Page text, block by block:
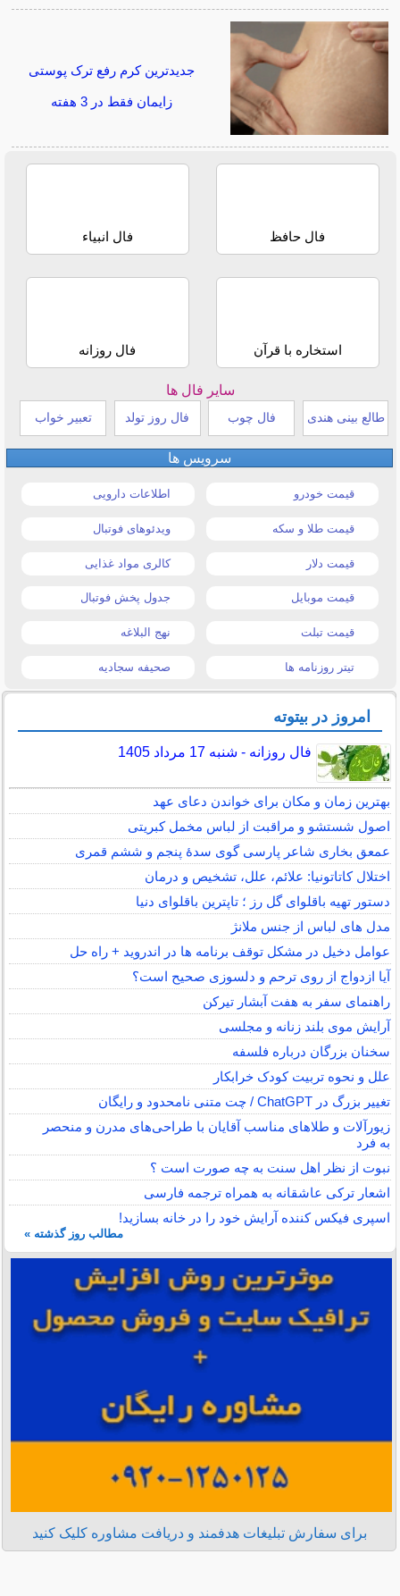
جدیدترین کرم رفع ترک پوستی
زایمان فقط در 3 هفته
فال حافظ فال انبیاء
استخاره با قرآن فال روزانه
سایر فال ها
طالع بینی هندی فال چوب فال روز تولد تعبیر خواب
سرویس ها
قیمت خودرو اطلاعات دارویی
قیمت طلا و سکه ویدئوهای فوتبال
قیمت دلار کالری مواد غذایی
قیمت موبایل جدول پخش فوتبال
قیمت تبلت نهج البلاغه
تیتر روزنامه ها صحیفه سجادیه
امروز در بیتوته
فال روزانه - شنبه 17 مرداد 1405
بهترین زمان و مکان برای خواندن دعای عهد
اصول شستشو و مراقبت از لباس مخمل کبریتی
عمعق بخاری شاعر پارسی گوی سدهٔ پنجم و ششم قمری
اختلال کاتاتونیا: علائم، علل، تشخیص و درمان
دستور تهیه باقلوای گل رز ؛ تاپترین باقلوای دنیا
مدل های لباس از جنس ملانژ
عوامل دخیل در مشکل توقف برنامه ها در اندروید + راه حل
آیا ازدواج از روی ترحم و دلسوزی صحیح است؟
راهنمای سفر به هفت آبشار تیرکن
آرایش موی بلند زنانه و مجلسی
سخنان بزرگان درباره فلسفه
علل و نحوه تربیت کودک خرابکار
تغییر بزرگ در ChatGPT / چت متنی نامحدود و رایگان
زیورآلات و طلاهای مناسب آقایان با طراحی‌های مدرن و منحصر
به فرد
نبوت از نظر اهل سنت به چه صورت است ؟
اشعار ترکی عاشقانه به همراه ترجمه فارسی
اسپری فیکس کننده آرایش خود را در خانه بسازید!
مطالب روز گذشته »
برای سفارش تبلیغات هدفمند و دریافت مشاوره کلیک کنید